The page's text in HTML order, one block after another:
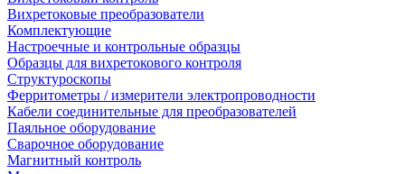
Вихретоковые преобразователи
Комплектующие
Настроечные и контрольные образцы
Образцы для вихретокового контроля
Структуроскопы
Ферритометры / измерители электропроводности
Кабели соединительные для преобразователей
Паяльное оборудование
Сварочное оборудование
Магнитный контроль